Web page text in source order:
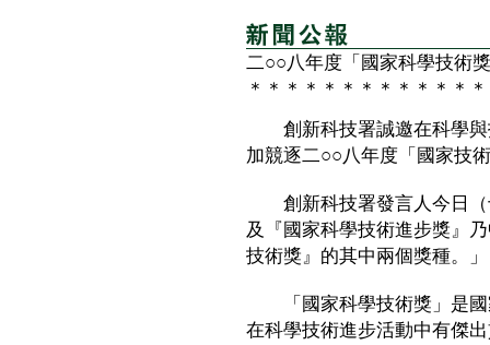
二○○八年度「國家科學技術
＊＊＊＊＊＊＊＊＊＊＊＊
創新科技署誠邀在科學與
加競逐二○○八年度「國家技
創新科技署發言人今日（
及『國家科學技術進步獎』
技術獎』的其中兩個獎種。」
「國家科學技術獎」是國
在科學技術進步活動中有傑